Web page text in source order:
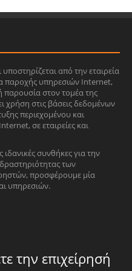
από την εταιρεία
παροχής υπηρεσιών Internet,
παρουσία στον τομέα της
χρήση στις βάσεις δεδομένων
περιεχομένου και
σε εταιρείες και
συνθήκες για την
των
προσφέρουμε μία
υπηρεσιών.
την επιχείρησή